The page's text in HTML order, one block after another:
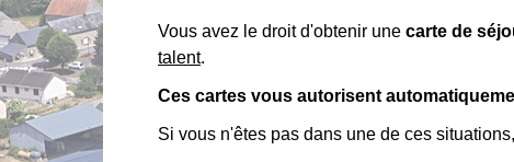
Vous avez le droit d'obtenir unecarte de
talent.
Ces cartes vous autorisent
Si vous n'êtes pas dans une de ces